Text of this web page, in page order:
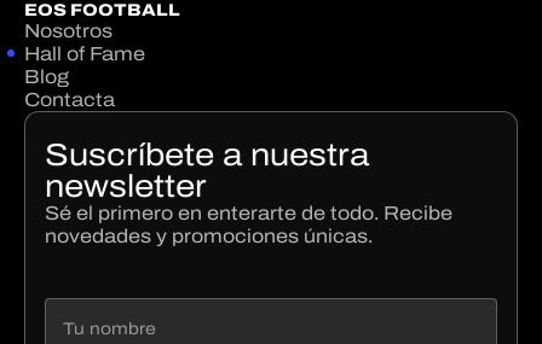
EOS FOOTBALL
Nosotros
Hall of Fame
Blog
Contacta
Suscríbete a nuestra
newsletter
Sé el primero en enterarte de todo. Recibe
novedades y promociones únicas.